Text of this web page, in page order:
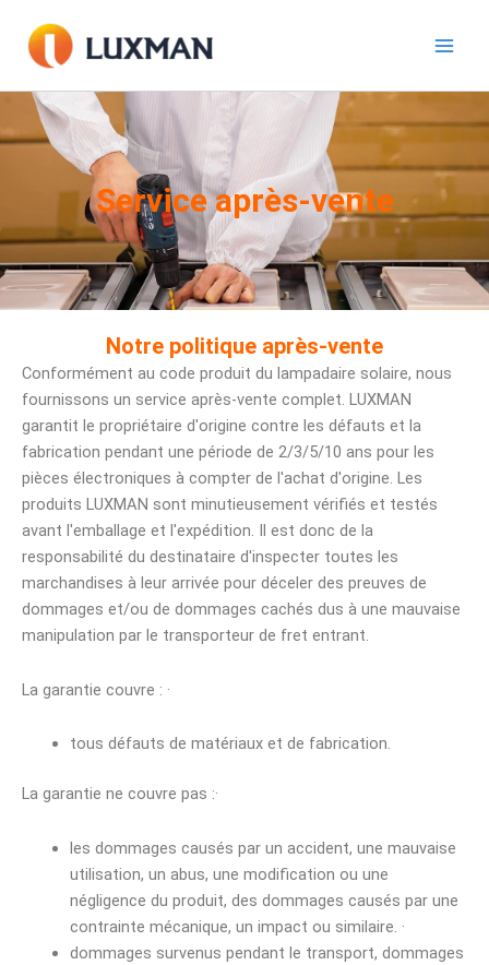
contenu
Service après-vente
Notre politique après-vente
Conformément au code produit du lampadaire solaire, nous
fournissons un service après-vente complet. LUXMAN
garantit le propriétaire d'origine contre les défauts et la
fabrication pendant une période de 2/3/5/10 ans pour les
pièces électroniques à compter de l'achat d'origine. Les
produits LUXMAN sont minutieusement vérifiés et testés
avant l'emballage et l'expédition. Il est donc de la
responsabilité du destinataire d'inspecter toutes les
marchandises à leur arrivée pour déceler des preuves de
dommages et/ou de dommages cachés dus à une mauvaise
manipulation par le transporteur de fret entrant.
La garantie couvre : ·
tous défauts de matériaux et de fabrication.
La garantie ne couvre pas :·
les dommages causés par un accident, une mauvaise
utilisation, un abus, une modification ou une
négligence du produit, des dommages causés par une
contrainte mécanique, un impact ou similaire. ·
dommages survenus pendant le transport, dommages